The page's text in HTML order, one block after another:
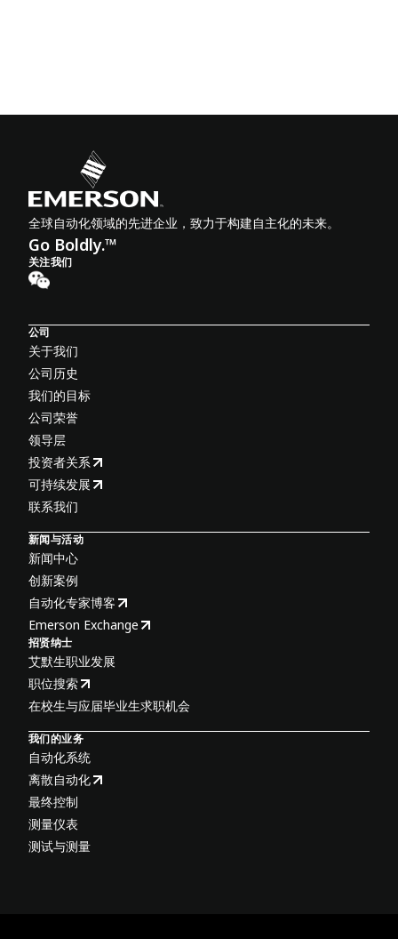
全球自动化领域的先进企业，致力于构建自主化的未来。
Go Boldly.™
关注我们
公司
关于我们
公司历史
我们的目标
公司荣誉
领导层
投资者关系
可持续发展
联系我们
新闻与活动
新闻中心
创新案例
自动化专家博客
Emerson Exchange
招贤纳士
艾默生职业发展
职位搜索
在校生与应届毕业生求职机会
我们的业务
自动化系统
离散自动化
最终控制
测量仪表
测试与测量